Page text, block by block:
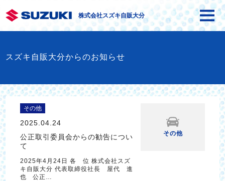
株式会社スズキ自販大分
スズキ自販大分からのお知らせ
その他
2025.04.24
公正取引委員会からの勧告につい
て
2025年4月24日 各 位 株式会社スズ
キ自販大分 代表取締役社長 屋代 進
也 公正…
その他